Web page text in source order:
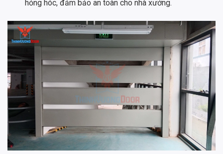
hỏng hóc, đảm bảo an toàn cho nhà xưởng.